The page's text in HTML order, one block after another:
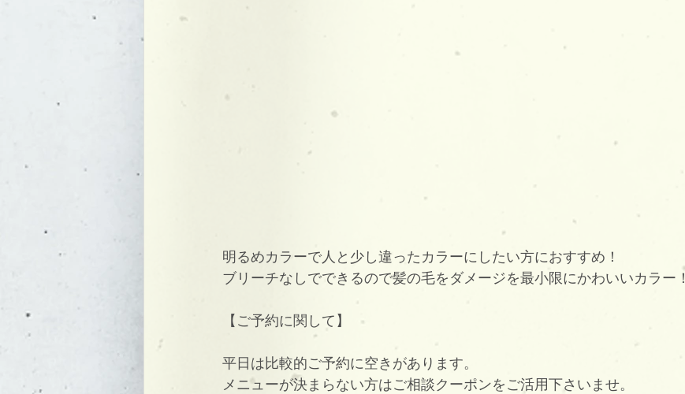
明るめカラーで人と少し違ったカラーにしたい方におすすめ！
ブリーチなしでできるので髪の毛をダメージを最小限にかわいいカラー！
【ご予約に関して】
平日は比較的ご予約に空きがあります。
メニューが決まらない方はご相談クーポンをご活用下さいませ。